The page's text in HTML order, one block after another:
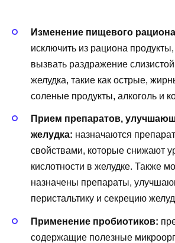
Изменение пищевого
исключить из рациона
вызвать раздражение
желудка, такие как острые,
соленые продукты, алкоголь и
Прием препаратов,
желудка: назначаются
свойствами, которые снижают
кислотности в желудке. Также
назначены препараты,
перистальтику и секрецию
Применение пробиотиков:
содержащие полезные